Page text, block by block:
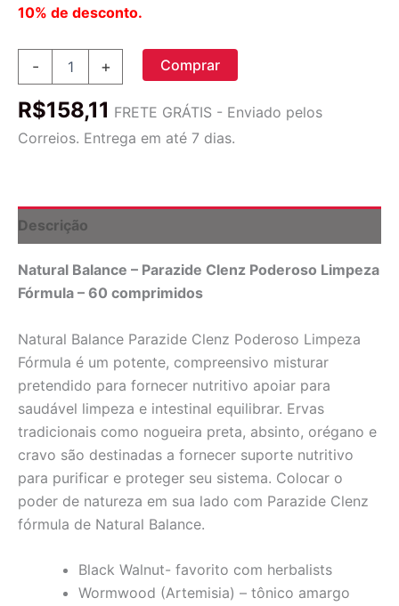
10% de desconto.
-
Limpeza
-
Balance
quantidade
+ Comprar
R$158,11 FRETE GRÁTIS - Enviado pelos
Correios. Entrega em até 7 dias.
Descrição
Natural Balance – Parazide Clenz Poderoso Limpeza
Fórmula – 60 comprimidos
Natural Balance Parazide Clenz Poderoso Limpeza
Fórmula é um potente, compreensivo misturar
pretendido para fornecer nutritivo apoiar para
saudável limpeza e intestinal equilibrar. Ervas
tradicionais como nogueira preta, absinto, orégano e
cravo são destinadas a fornecer suporte nutritivo
para purificar e proteger seu sistema. Colocar o
poder de natureza em sua lado com Parazide Clenz
fórmula de Natural Balance.
Black Walnut- favorito com herbalists
Wormwood (Artemisia) – tônico amargo